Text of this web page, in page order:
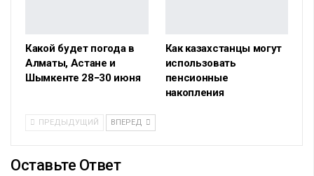
Какой будет погода в
Алматы, Астане и
Шымкенте 28−30 июня
Как казахстанцы могут
использовать
пенсионные
накопления
ПРЕДЫДУЩИЙ ВПЕРЕД
Оставьте Ответ